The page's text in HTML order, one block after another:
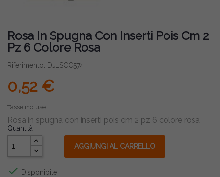
Rosa In Spugna Con Inserti Pois Cm 2
Pz 6 Colore Rosa
Riferimento: DJLSCC574
0,52 €
Tasse incluse
Rosa in spugna con inserti pois cm 2 pz 6 colore rosa
Quantità
AGGIUNGI AL CARRELLO
 Disponibile